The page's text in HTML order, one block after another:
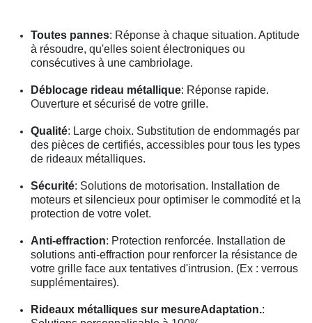
Toutes pannes: Réponse à chaque situation. Aptitude
à résoudre, qu'elles soient électroniques ou
consécutives à une cambriolage.
Déblocage rideau métallique: Réponse rapide.
Ouverture et sécurisé de votre grille.
Qualité: Large choix. Substitution de endommagés par
des pièces de certifiés, accessibles pour tous les types
de rideaux métalliques.
Sécurité: Solutions de motorisation. Installation de
moteurs et silencieux pour optimiser le commodité et la
protection de votre volet.
Anti-effraction: Protection renforcée. Installation de
solutions anti-effraction pour renforcer la résistance de
votre grille face aux tentatives d'intrusion. (Ex : verrous
supplémentaires).
Rideaux métalliques sur mesureAdaptation.: